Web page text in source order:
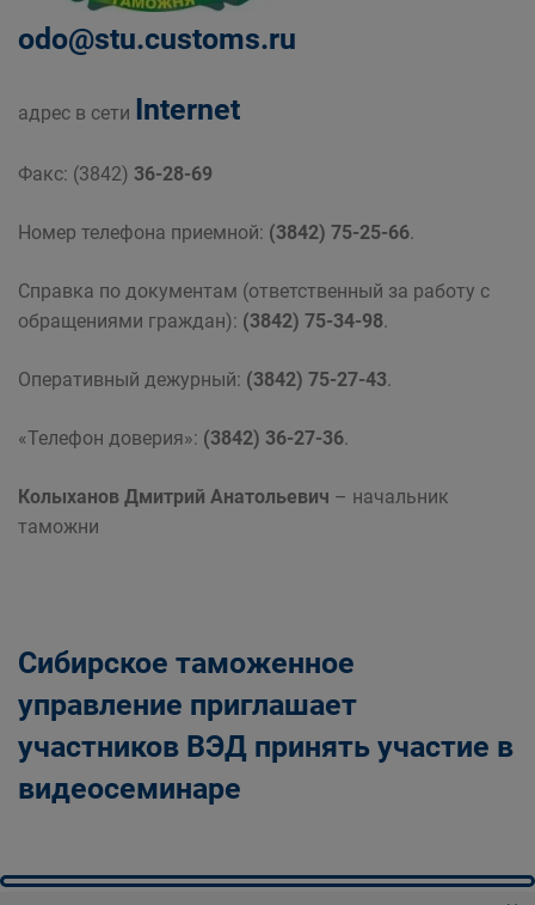
odo@stu.customs.ru
адрес в сети Internet
Факс: (3842) 36-28-69
Номер телефона приемной: (3842) 75-25-66.
Справка по документам (ответственный за работу с
обращениями граждан): (3842) 75-34-98.
Оперативный дежурный: (3842) 75-27-43.
«Телефон доверия»: (3842) 36-27-36.
Колыханов Дмитрий Анатольевич – начальник
таможни
Сибирское таможенное
управление приглашает
участников ВЭД принять участие в
видеосеминаре